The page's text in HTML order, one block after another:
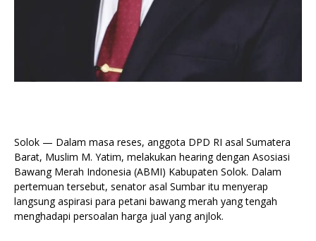
Solok — Dalam masa reses, anggota DPD RI asal Sumatera
Barat, Muslim M. Yatim, melakukan hearing dengan Asosiasi
Bawang Merah Indonesia (ABMI) Kabupaten Solok. Dalam
pertemuan tersebut, senator asal Sumbar itu menyerap
langsung aspirasi para petani bawang merah yang tengah
menghadapi persoalan harga jual yang anjlok.